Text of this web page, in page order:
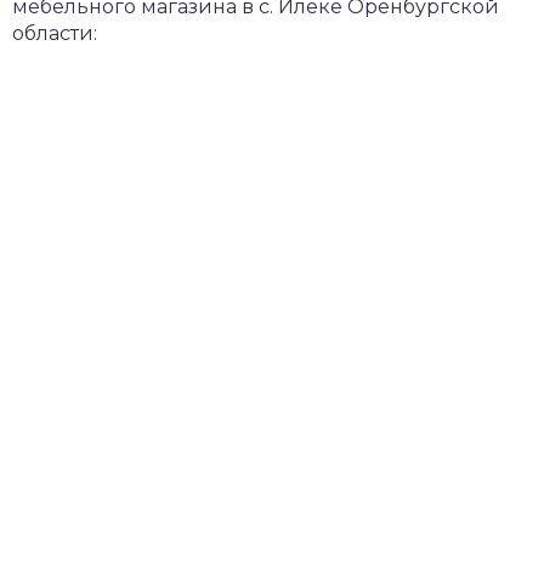
мебельного магазина в с. Илеке Оренбургской
области: